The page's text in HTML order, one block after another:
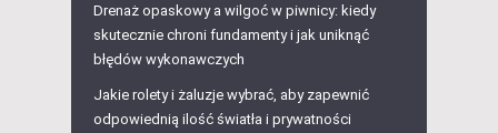
Drenaż opaskowy a wilgoć w piwnicy: kiedy
skutecznie chroni fundamenty i jak uniknąć
błędów wykonawczych
Jakie rolety i żaluzje wybrać, aby zapewnić
odpowiednią ilość światła i prywatności